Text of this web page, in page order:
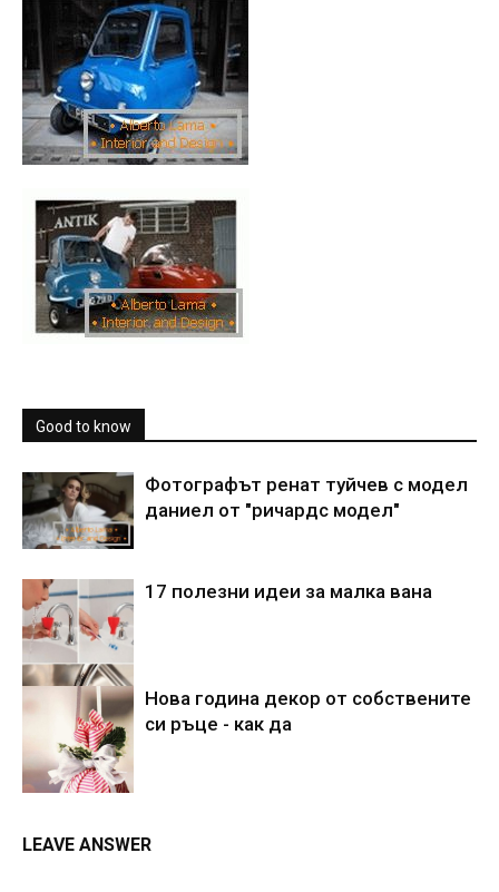
Good to know
Фотографът ренат туйчев с модел
даниел от "ричардс модел"
17 полезни идеи за малка вана
Нова година декор от собствените
си ръце - как да
LEAVE ANSWER